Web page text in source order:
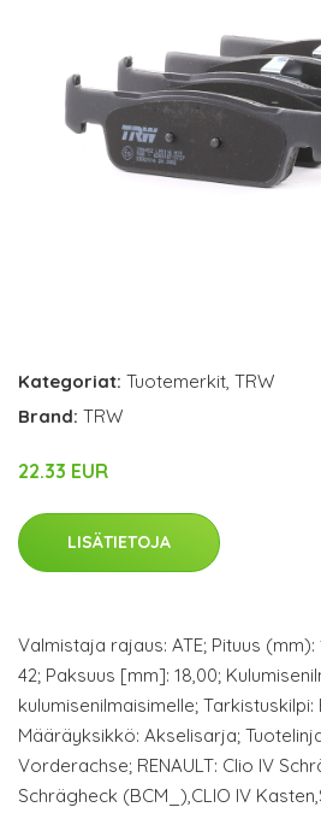
Kategoriat: Tuotemerkit, TRW
Brand: TRW
22.33 EUR
LISÄTIETOJA
Valmistaja rajaus: ATE; Pituus
42; Paksuus [mm]: 18,00;
kulumisenilmaisimelle; Tarkistuskilpi:
Määräyksikkö: Akselisarja;
Vorderachse; RENAULT: Clio IV
Schrägheck (BCM_),CLIO IV